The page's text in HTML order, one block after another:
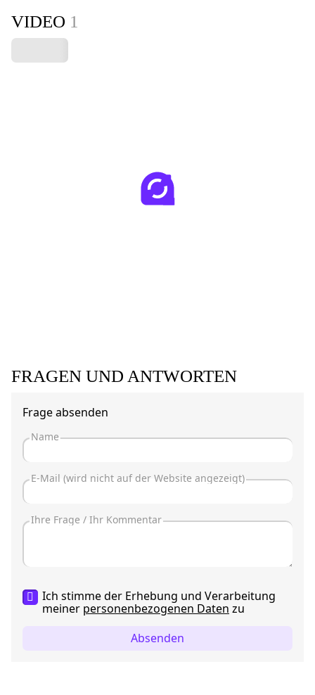
VIDEO 1
FRAGEN UND ANTWORTEN
Frage absenden
Ich stimme der Erhebung und Verarbeitung
meiner personenbezogenen Daten zu
Absenden